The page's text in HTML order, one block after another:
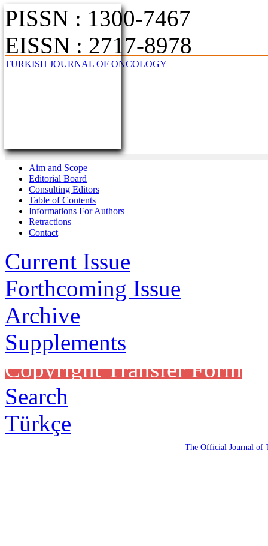
PISSN : 1300-7467
EISSN : 2717-8978
TURKISH JOURNAL OF ONCOLOGY
Home
Aim and Scope
Editorial Board
Consulting Editors
Table of Contents
Informations For Authors
Retractions
Contact
Current Issue
Forthcoming Issue
Archive
Supplements
Copyright Transfer Form
Search
Türkçe
The Official Journal of